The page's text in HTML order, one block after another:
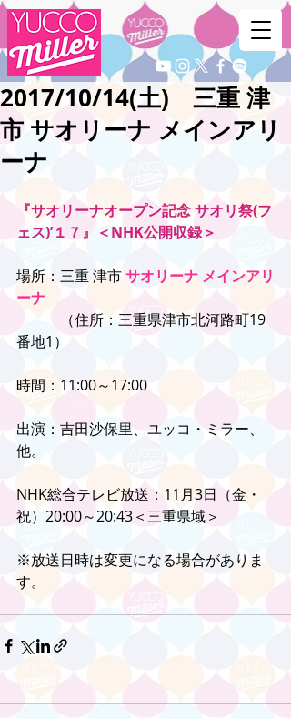
2017/10/14(土) 三重 津
市 サオリーナ メインアリ
ーナ
『サオリーナオープン記念 サオリ祭(フ
ェス)’１７』＜NHK公開収録＞
場所：三重 津市 サオリーナ メインアリ
ーナ
（住所：三重県津市北河路町19
番地1）
時間：11:00～17:00
出演：吉田沙保里、ユッコ・ミラー、
他。
NHK総合テレビ放送：11月3日（金・
祝）20:00～20:43＜三重県域＞
※放送日時は変更になる場合がありま
す。